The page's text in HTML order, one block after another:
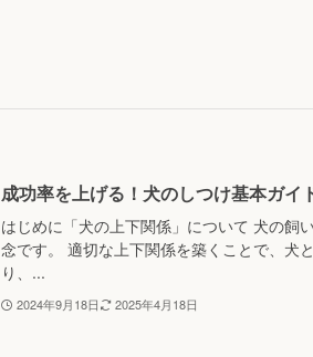
成功率を上げる！犬のしつけ基本ガイ
はじめに「犬の上下関係」について 犬の飼
念です。 適切な上下関係を築くことで、犬
り、...
2024年9月18日 2025年4月18日